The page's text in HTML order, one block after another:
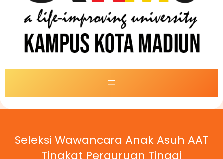
Seleksi Wawancara Anak Asuh AAT
Tingkat Perguruan Tinggi